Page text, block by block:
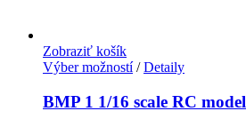
Zobraziť košík
Výber možností/ Detaily
BMP 1 1/16 scale RC model